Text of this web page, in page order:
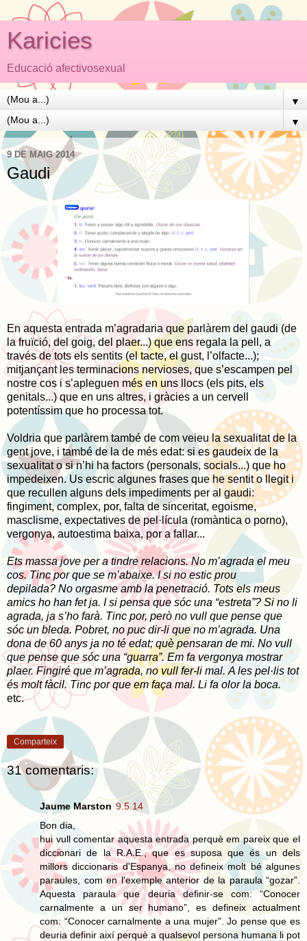
Karicies
Educació afectivosexual
▼
▼
9 DE MAIG 2014
Gaudi
En aquesta entrada m’agradaria que parlàrem del gaudi (de
la fruïció, del goig, del plaer...) que ens regala la pell, a
través de tots els sentits (el tacte, el gust, l’olfacte...);
mitjançant les terminacions nervioses, que s’escampen pel
nostre cos i s’apleguen més en uns llocs (els pits, els
genitals...) que en uns altres, i gràcies a un cervell
potentíssim que ho processa tot.
Voldria que parlàrem també de com veieu la sexualitat de la
gent jove, i també de la de més edat: si es gaudeix de la
sexualitat o si n’hi ha factors (personals, socials...) que ho
impedeixen. Us escric algunes frases que he sentit o llegit i
que recullen alguns dels impediments per al gaudi:
fingiment, complex, por, falta de sinceritat, egoisme,
masclisme, expectatives de pel·lícula (romàntica o porno),
vergonya, autoestima baixa, por a fallar...
Ets massa jove per a tindre relacions. No m’agrada el meu
cos. Tinc por que se m’abaixe. I si no estic prou
depilada? No orgasme amb la penetració. Tots els meus
amics ho han fet ja. I si pensa que sóc una “estreta”? Si no li
agrada, ja s’ho farà. Tinc por, però no vull que pense que
sóc un bleda. Pobret, no puc dir-li que no m’agrada. Una
dona de 60 anys ja no té edat; què pensaran de mi. No vull
que pense que sóc una “guarra”. Em fa vergonya mostrar
plaer. Fingiré que m’agrada, no vull fer-li mal. A les pel·lis tot
és molt fàcil. Tinc por que em faça mal. Li fa olor la boca.
etc.
Comparteix
31 comentaris:
Jaume Marston 9.5.14
Bon dia,
hui vull comentar aquesta entrada perquè em pareix que el
diccionari de la R.A.E., que es suposa que és un dels
millors diccionaris d'Espanya, no defineix molt bé algunes
paraules, com en l'exemple anterior de la paraula “gozar”.
Aquesta paraula que deuria definir-se com: “Conocer
carnalmente a un ser humano”, es defineix actualment
com: “Conocer carnalmente a una mujer”. Jo pense que es
deuria definir així perquè a qualsevol persona humana li pot